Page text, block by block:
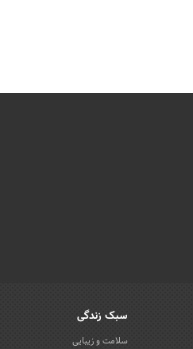
سبک زندگی
سلامت و زیبایی